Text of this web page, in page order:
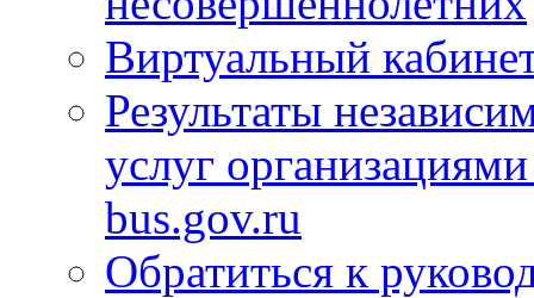
Виртуальный
Результаты
услуг
bus.gov.ru
Обратиться к